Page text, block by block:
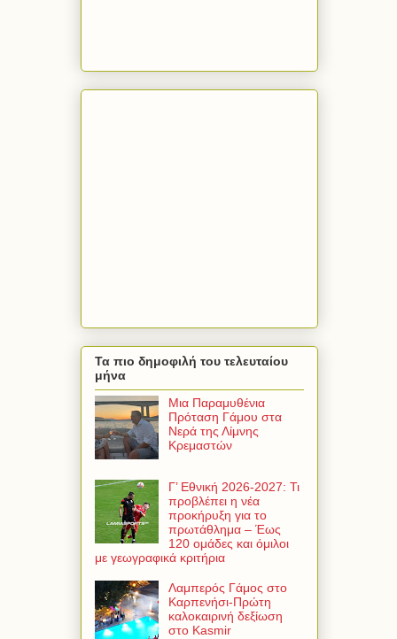
Τα πιο δημοφιλή του τελευταίου
μήνα
Μια Παραμυθένια
Πρόταση Γάμου στα
Νερά της Λίμνης
Κρεμαστών
Γ’ Εθνική 2026-2027: Τι
προβλέπει η νέα
προκήρυξη για το
πρωτάθλημα – Έως
120 ομάδες και όμιλοι
με γεωγραφικά κριτήρια
Λαμπερός Γάμος στο
Καρπενήσι-Πρώτη
καλοκαιρινή δεξίωση
στο Kasmir